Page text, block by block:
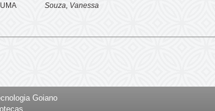
Souza, Vanessa
Goiano